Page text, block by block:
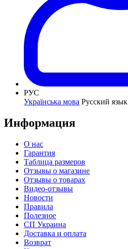
РУС
Українська мова Русский язык
Информация
О нас
Гарантия
Таблица размеров
Отзывы о магазине
Отзывы о товарах
Видео-отзывы
Новости
Правила
Полезное
СП Украина
Доставка и оплата
Возврат